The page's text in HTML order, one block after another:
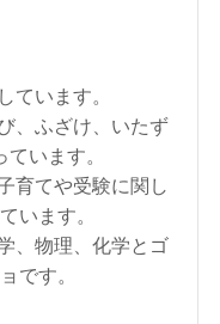
ています。
、ふざけ、いたず
います。
育てや受験に関し
います。
、物理、化学とゴ
です。